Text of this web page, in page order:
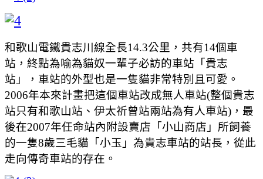
和歌山電鐵貴志川線全長14.3公里，共有14個車
站，終點為喻為貓奴一輩子必訪的車站「貴志
站」，車站的外型也是一隻貓非常特別且可愛。
2006年本來計畫把這個車站改成無人車站(整個貴志
站只有和歌山站、伊太祈曾站兩站為有人車站)，最
後在2007年任命站內附設賣店「小山商店」所飼養
的一隻8歲三毛貓「小玉」為貴志車站的站長，從此
走向傳奇車站的存在。